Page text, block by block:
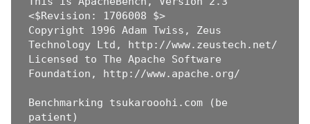
<$Revision: 1706008 $>
Copyright 1996 Adam Twiss, Zeus
Technology Ltd, http://www.zeustech.net/
Licensed to The Apache Software
Foundation, http://www.apache.org/
Benchmarking tsukarooohi.com (be
patient)